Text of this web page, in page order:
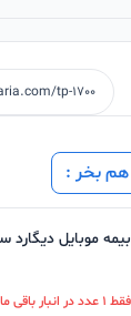
tp-1700
هم بخر :
بیمه موبایل دیگارد سبز
فقط 1 عدد در انبار باقی مانده است